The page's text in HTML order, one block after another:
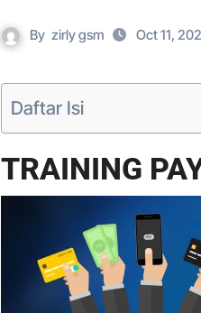
By zirly gsm Oct 11,
Daftar Isi
TRAINING